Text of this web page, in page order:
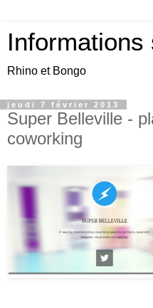
Informations
Rhino et Bongo
jeudi 7 février 2013
Super Belleville -
coworking